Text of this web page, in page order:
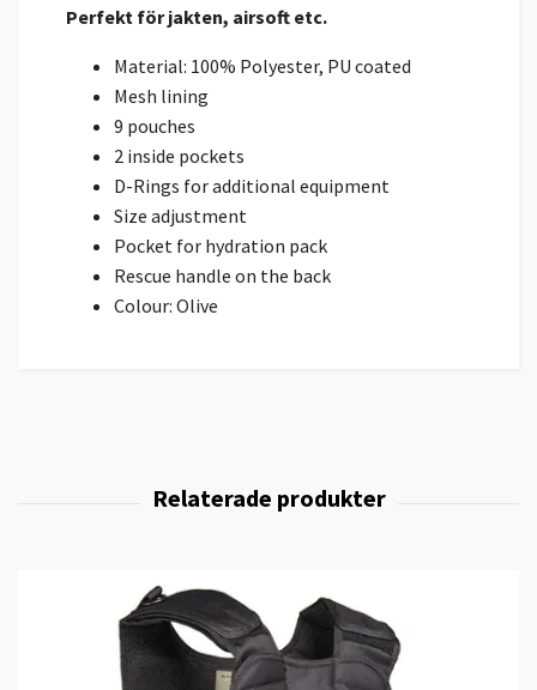
Perfekt för jakten, airsoft etc.
Material: 100% Polyester, PU coated
Mesh lining
9 pouches
2 inside pockets
D-Rings for additional equipment
Size adjustment
Pocket for hydration pack
Rescue handle on the back
Colour: Olive